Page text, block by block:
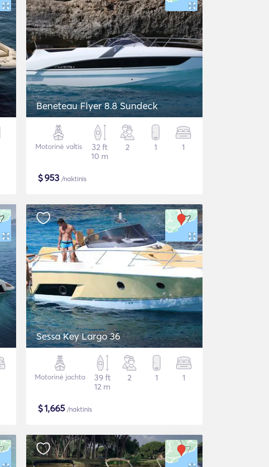
Beneteau Flyer 8.8 Sundeck
Motorinė valtis
32 ft
10 m
2 1 1
$953 /naktinis
Sessa Key Largo 36
Motorinė jachta
39 ft
12 m
2 1 1
$1,665 /naktinis